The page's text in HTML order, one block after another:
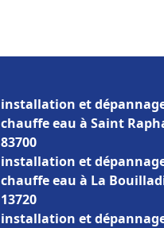
installation et
chauffe eau à Saint
83700
installation et
chauffe eau à La
13720
installation et